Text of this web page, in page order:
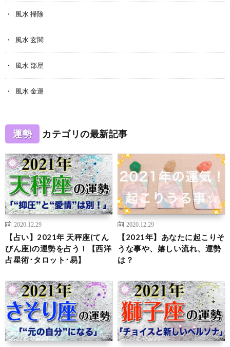
風水 掃除
風水 玄関
風水 部屋
風水 金運
運勢 カテゴリの最新記事
2020.12.29
【占い】2021年 天秤座(てん
びん座)の運勢を占う！【西洋
占星術･タロット･易】
2020.12.29
【2021年】あなたに起こりそ
うな事や、嬉しい流れ、運勢
は？